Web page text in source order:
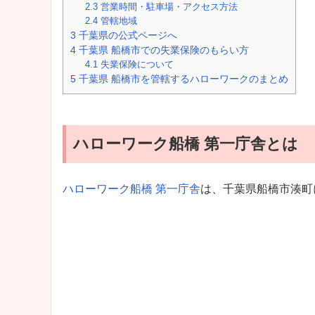
2.3 営業時間・駐車場・アクセス方法
2.4 管轄地域
3 千葉県の公式ページへ
4 千葉県 船橋市での失業保険のもらい方
4.1 失業保険について
5 千葉県 船橋市を管轄するハローワークのまとめ
ハローワーク船橋 第一庁舎とは
ハローワーク船橋 第一庁舎は、千葉県船橋市湊町